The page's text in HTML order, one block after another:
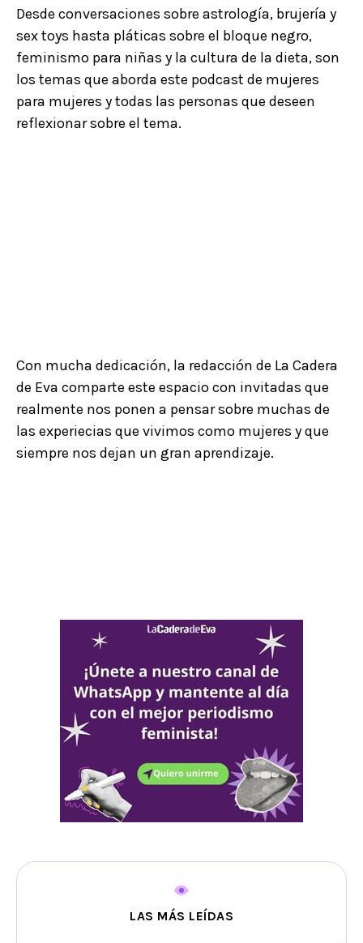
Desde conversaciones sobre astrología, brujería y
sex toys hasta pláticas sobre el bloque negro,
feminismo para niñas y la cultura de la dieta, son
los temas que aborda este podcast de mujeres
para mujeres y todas las personas que deseen
reflexionar sobre el tema.
Con mucha dedicación, la redacción de La Cadera
de Eva comparte este espacio con invitadas que
realmente nos ponen a pensar sobre muchas de
las experiecias que vivimos como mujeres y que
siempre nos dejan un gran aprendizaje.
LAS MÁS LEÍDAS